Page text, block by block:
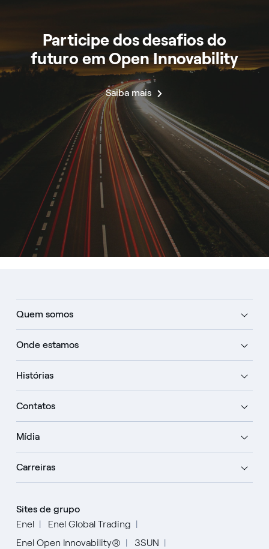
Participe dos desafios do
futuro em Open Innovability
Saiba mais
Quem somos
Onde estamos
Histórias
Contatos
Mídia
Carreiras
Sites de grupo
Enel
Enel Global Trading
Enel Open Innovability®
3SUN